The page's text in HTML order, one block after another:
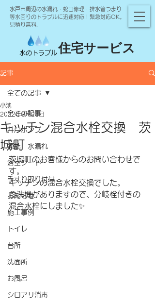
水戸市周辺の水漏れ・蛇口修理・排水管つまり
等水回りのトラブルに迅速対応！緊急対応OK。
見積り無料。
水のトラブル住宅サービス
記事
全ての記事
井戸ポンプ
凍結 水漏れ
浴室シート
手すり取り付け
お知らせ
施工事例
トイレ
台所
洗面所
お風呂
シロアリ消毒
全ての記事
キッチン混合水栓交換 茨
城町
小池
2022年9月23日
茨城町のお客様からのお問い合わせで
す。
キッチンの混合水栓交換でした。
食洗機がありますので、分岐栓付きの
混合水栓にしました✨